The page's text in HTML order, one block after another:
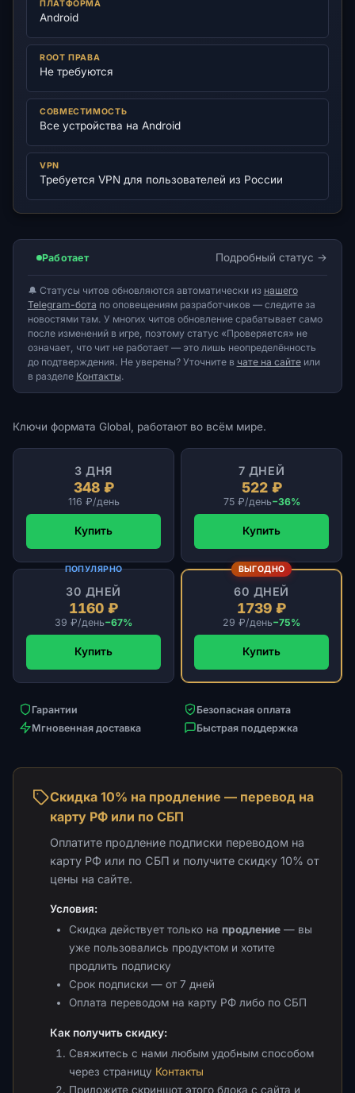
ПЛАТФОРМА
Android
ROOT ПРАВА
Не требуются
СОВМЕСТИМОСТЬ
Все устройства на Android
VPN
Требуется VPN для пользователей из России
Работает Подробный статус
🔔 Статусы читов обновляются автоматически из нашего
Telegram-бота по оповещениям разработчиков — следите за
новостями там. У многих читов обновление срабатывает само
после изменений в игре, поэтому статус «Проверяется» не
означает, что чит не работает — это лишь неопределённость
до подтверждения. Не уверены? Уточните в чате на сайтеили
в разделе Контакты.
Ключи формата Global, работают во всём мире.
3 ДНЯ
348 ₽
116 ₽/день
Купить
7 ДНЕЙ
522 ₽
75 ₽/день−36%
Купить
ПОПУЛЯРНО
30 ДНЕЙ
1160 ₽
39 ₽/день−67%
Купить
ВЫГОДНО
60 ДНЕЙ
1739 ₽
29 ₽/день−75%
Купить
Гарантии
Безопасная оплата
Мгновенная доставка
Быстрая поддержка
Скидка 10% на продление — перевод на
карту РФ или по СБП
Оплатите продление подписки переводом на
карту РФ или по СБП и получите скидку 10% от
цены на сайте.
Условия:
Скидка действует только на продление — вы
уже пользовались продуктом и хотите
продлить подписку
Срок подписки — от 7 дней
Оплата переводом на карту РФ либо по СБП
Как получить скидку:
Свяжитесь с нами любым удобным способом
через страницу Контакты
Приложите скриншот этого блока с сайта и